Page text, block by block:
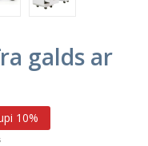
galds ar
10%